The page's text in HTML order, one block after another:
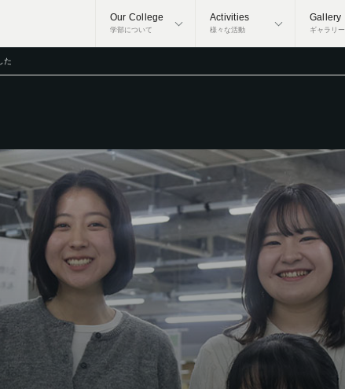
Our College
学部について
Activities
様々な活動
Gallery
ギャラリー
た